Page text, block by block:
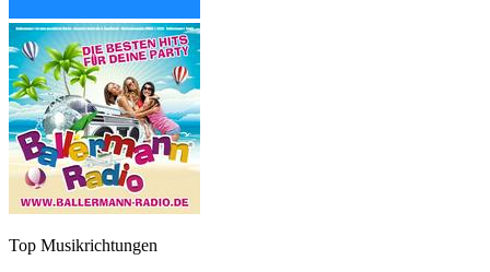
Top Musikrichtungen